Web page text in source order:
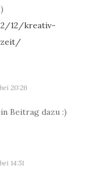
12/kreativ-
20:26
Beitrag dazu :)
14:51